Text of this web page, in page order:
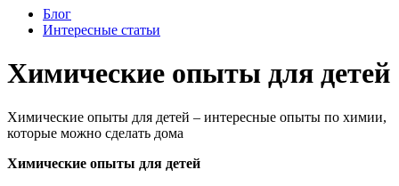
Блог
Интересные статьи
Химические опыты для детей
Химические опыты для детей – интересные опыты по химии,
которые можно сделать дома
Химические опыты для детей